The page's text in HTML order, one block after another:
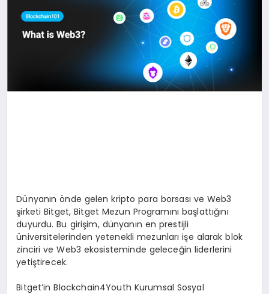
Dünyanın önde gelen kripto para borsası ve Web3
şirketi Bitget, Bitget Mezun Programını başlattığını
duyurdu. Bu girişim, dünyanın en prestijli
üniversitelerinden yetenekli mezunları işe alarak blok
zinciri ve Web3 ekosisteminde geleceğin liderlerini
yetiştirecek.
Bitget’in Blockchain4Youth Kurumsal Sosyal